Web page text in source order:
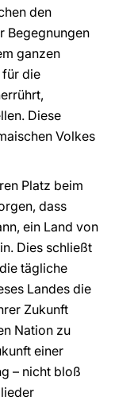
den
Begegnungen
ganzen
für die
Diese
Volkes
Platz beim
dass
ein Land von
Dies schließt
tägliche
Landes die
Zukunft
Nation zu
einer
– nicht bloß